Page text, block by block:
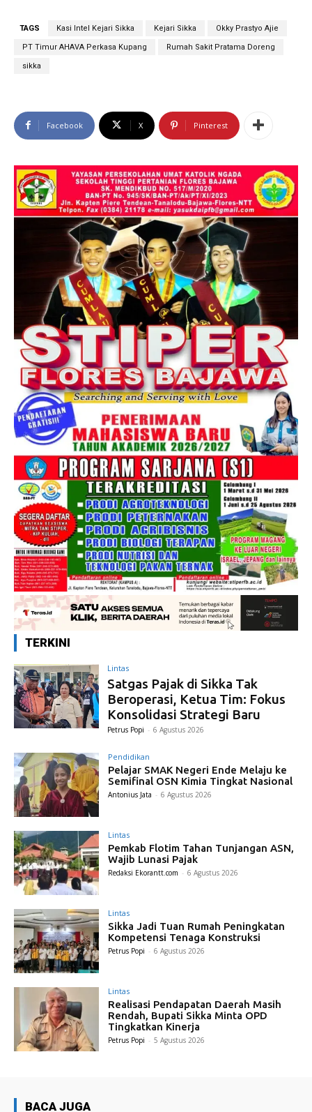
TAGS Kasi Intel Kejari Sikka Kejari Sikka Okky Prastyo Ajie
PT Timur AHAVA Perkasa Kupang Rumah Sakit Pratama Doreng
sikka
Facebook X Pinterest
TERKINI
Lintas
Satgas Pajak di Sikka Tak
Beroperasi, Ketua Tim: Fokus
Konsolidasi Strategi Baru
Petrus Popi - 6 Agustus 2026
Pendidikan
Pelajar SMAK Negeri Ende Melaju ke
Semifinal OSN Kimia Tingkat Nasional
Antonius Jata - 6 Agustus 2026
Lintas
Pemkab Flotim Tahan Tunjangan ASN,
Wajib Lunasi Pajak
Redaksi Ekorantt.com - 6 Agustus 2026
Lintas
Sikka Jadi Tuan Rumah Peningkatan
Kompetensi Tenaga Konstruksi
Petrus Popi - 6 Agustus 2026
Lintas
Realisasi Pendapatan Daerah Masih
Rendah, Bupati Sikka Minta OPD
Tingkatkan Kinerja
Petrus Popi - 5 Agustus 2026
BACA JUGA